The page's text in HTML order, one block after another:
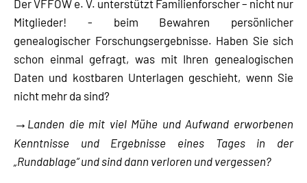
Der VFFOW e. V. unterstützt Familienforscher – nicht nur
Mitglieder! - beim Bewahren persönlicher
genealogischer Forschungsergebnisse. Haben Sie sich
schon einmal gefragt, was mit Ihren genealogischen
Daten und kostbaren Unterlagen geschieht, wenn Sie
nicht mehr da sind?
→ Landen die mit viel Mühe und Aufwand erworbenen
Kenntnisse und Ergebnisse eines Tages in der
„Rundablage“ und sind dann verloren und vergessen?